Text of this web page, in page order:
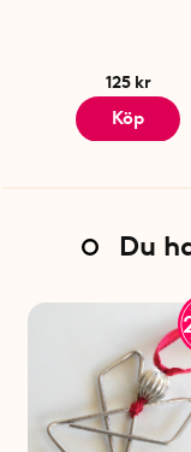
125 kr
Köp
Du